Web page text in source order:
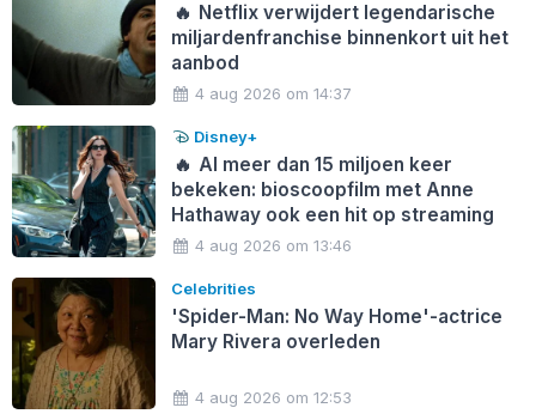
🔥 Netflix verwijdert legendarische
miljardenfranchise binnenkort uit het
aanbod
4 aug 2026 om 14:37
Disney+
🔥 Al meer dan 15 miljoen keer
bekeken: bioscoopfilm met Anne
Hathaway ook een hit op streaming
4 aug 2026 om 13:46
Celebrities
'Spider-Man: No Way Home'-actrice
Mary Rivera overleden
4 aug 2026 om 12:53